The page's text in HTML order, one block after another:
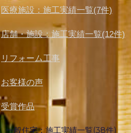
医療施設：施工実績一覧(7件)
店舗・施設：施工実績一覧(12件)
リフォーム工事
お客様の声
受賞作品
一般住宅：施工実績一覧(38件)